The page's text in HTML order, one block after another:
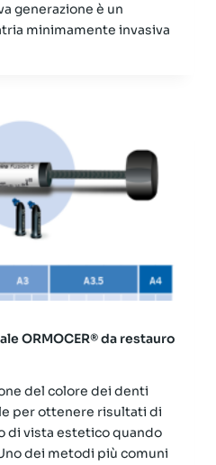
generazione è un
minimamente invasiva
ORMOCER® da restauro
del colore dei denti
per ottenere risultati di
di vista estetico quando
dei metodi più comuni